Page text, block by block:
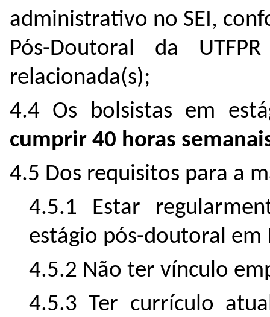
administrativo no SEI,
Pós-Doutoral da
relacionada(s);
4.4 Os bolsistas em
cumprir 40 horas
4.5 Dos requisitos para a
4.5.1 Estar
estágio pós-doutoral em
4.5.2 Não ter vínculo
4.5.3 Ter currículo